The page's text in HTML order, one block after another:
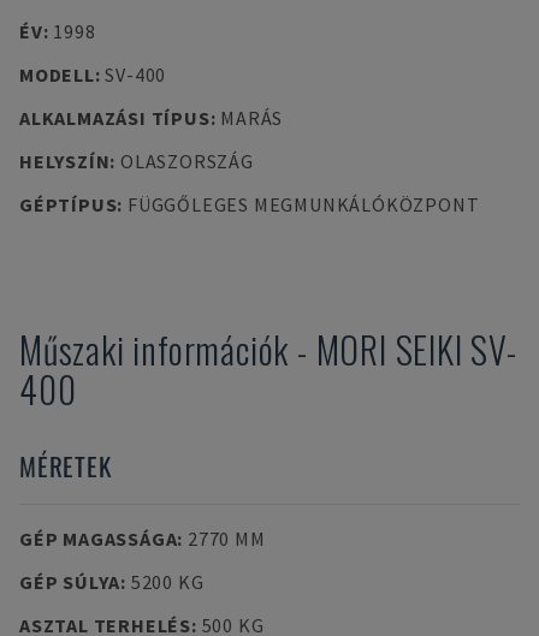
ÉV: 1998
MODELL:SV-400
ALKALMAZÁSI TÍPUS: MARÁS
HELYSZÍN: OLASZORSZÁG
GÉPTÍPUS: FÜGGŐLEGES MEGMUNKÁLÓKÖZPONT
Műszaki információk - MORI SEIKI SV-
400
MÉRETEK
GÉP MAGASSÁGA: 2770 MM
GÉP SÚLYA: 5200 KG
ASZTAL TERHELÉS: 500 KG